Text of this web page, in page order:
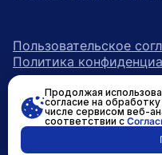
Пользовательское
Политика
возрастное
Продолжая
согласие на
числе сервисом веб-
соответствии с